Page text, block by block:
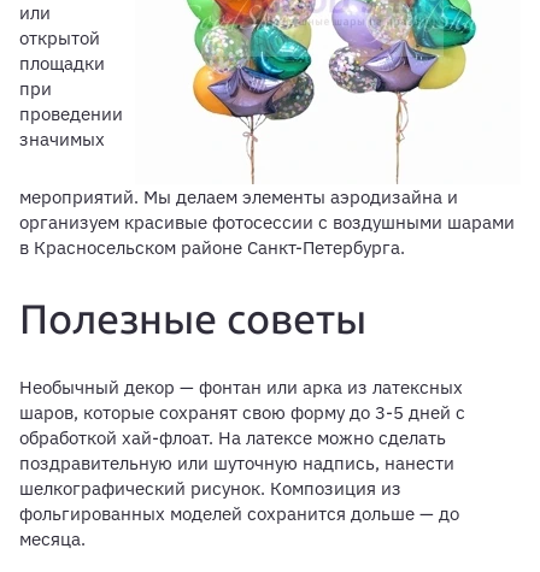
или
открытой
площадки
при
проведении
значимых
мероприятий. Мы делаем элементы аэродизайна и
организуем красивые фотосессии с воздушными шарами
в Красносельском районе Санкт-Петербурга.
Полезные советы
Необычный декор — фонтан или арка из латексных
шаров, которые сохранят свою форму до 3-5 дней с
обработкой хай-флоат. На латексе можно сделать
поздравительную или шуточную надпись, нанести
шелкографический рисунок. Композиция из
фольгированных моделей сохранится дольше — до
месяца.